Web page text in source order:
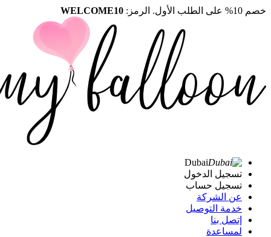
خصم 10% على الطلب الأول. الرمز: WELCOME10
Dubai
تسجيل الدخول
تسجيل حساب
عن الشركة
خدمة التوصيل
إتصل بنا
لمساعدة